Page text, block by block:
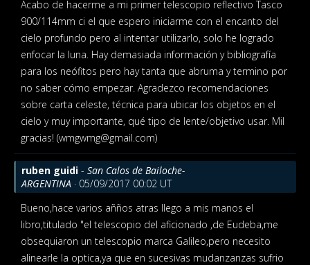
Acabo de hacerme a mi primer telescopio reflectivo Tasco
900/114mm ci el que espero iniciarme con el encanto del
cielo profundo pero al intentar utilizarlo, solo he logrado
enfocar la luna. Hay demasiada información y bibliografía
para los neófitos pero hay tanta que abruma y termino por
no saber cómo empezar. Agradezco recomendaciones
sobre carta celeste, técnica para ubicar los objetos en el
cielo y muy importante, qué tipo de lente/objetivo usar. Mil
gracias! (wmgwmg@gmail.com)
ruben guidi - San Calos de Bailoche-
ARGENTINA · 05/09/2017 00:02 UT
Bueno,hace varios añños atras llego a mis manos el
libro,titulado "el telescopio del aficionado ,de Eudeba,me
obsequiaron un telescopio marca Galileo,pero necesito
alinearle la optica,ya que en sucesivas mudanzanzas sufrio